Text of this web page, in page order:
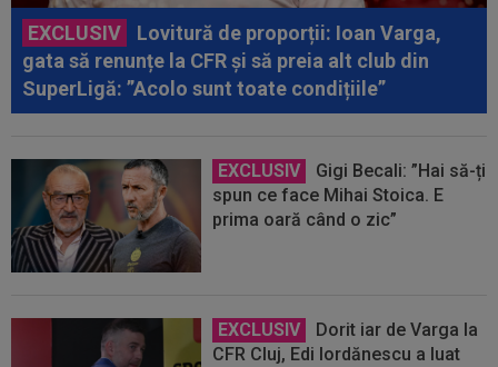
EXCLUSIV
Lovitură de proporții: Ioan Varga,
gata să renunțe la CFR și să preia alt club din
SuperLigă: ”Acolo sunt toate condițiile”
EXCLUSIV
Gigi Becali: ”Hai să-ți
spun ce face Mihai Stoica. E
prima oară când o zic”
EXCLUSIV
Dorit iar de Varga la
CFR Cluj, Edi Iordănescu a luat